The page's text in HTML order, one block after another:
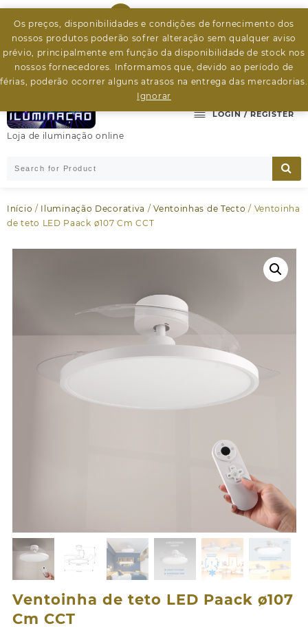
Os preços, disponibilidades e condições de fornecimento dos
nossos produtos poderão sofrer alteração sem qualquer aviso
prévio, principalmente em função da disponibilidade de stock nos
nossos fornecedores. Informamos que, devido ao período de
férias, poderão ocorrer alguns atrasos na entrega das mercadorias.
Ignorar
Skip
content
byleds.led2@gmail.com
Loja de iluminação online
LOGIN / REGISTER
Início / Iluminação Decorativa /Ventoinhas de Tecto / Ventoinha
de teto LED Paack ø107 Cm CCT
Ventoinha de teto LED Paack ø107
Cm CCT